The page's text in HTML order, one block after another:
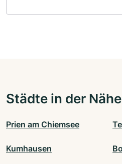
Städte in der Nähe
Prien am Chiemsee
Kumhausen